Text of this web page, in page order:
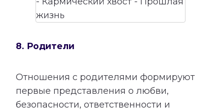
8. Родители
Отношения с родителями формируют
первые представления о любви,
безопасности, ответственности и